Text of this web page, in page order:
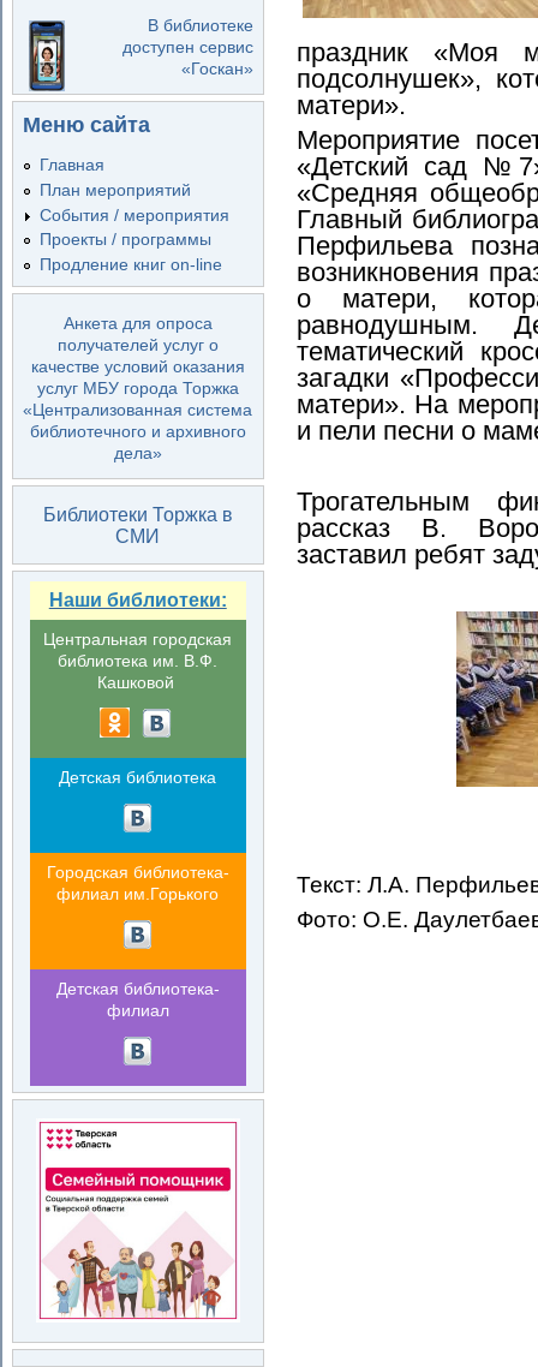
В библиотеке
доступен сервис
«Госкан»
Меню сайта
Главная
План мероприятий
События / мероприятия
Проекты / программы
Продление книг on-line
Анкета для опроса
получателей услуг о
качестве условий оказания
услуг МБУ города Торжка
«Централизованная система
библиотечного и архивного
дела»
Библиотеки Торжка в
СМИ
Наши библиотеки:
Центральная городская
библиотека им. В.Ф.
Кашковой
Детская библиотека
Городская библиотека-
филиал им.Горького
Детская библиотека-
филиал
праздник
подсолнушек»,
матери».
Мероприятие
«Детский сад
«Средняя
Главный
Перфильева
возникновения
о матери,
равнодушным.
тематический
загадки
матери». На
и пели песни о
Трогательным
рассказ В.
заставил ребят
Текст: Л.А.
Фото: О.Е.